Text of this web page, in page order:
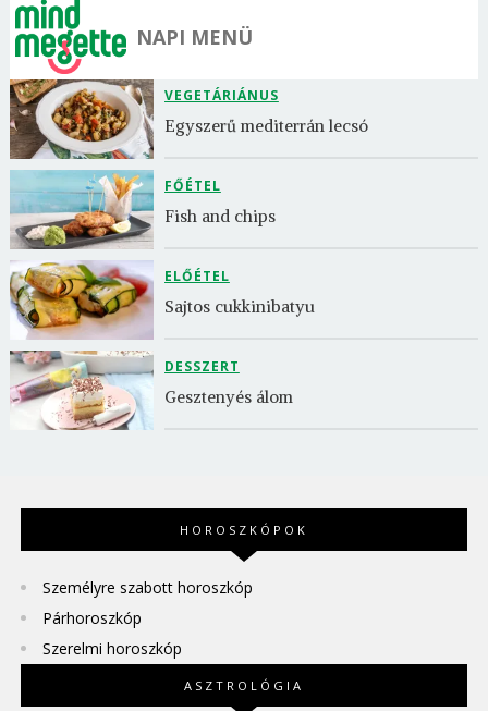
NAPI MENÜ
VEGETÁRIÁNUS
Egyszerű mediterrán lecsó
FŐÉTEL
Fish and chips
ELŐÉTEL
Sajtos cukkinibatyu
DESSZERT
Gesztenyés álom
HOROSZKÓPOK
Személyre szabott horoszkóp
Párhoroszkóp
Szerelmi horoszkóp
ASZTROLÓGIA